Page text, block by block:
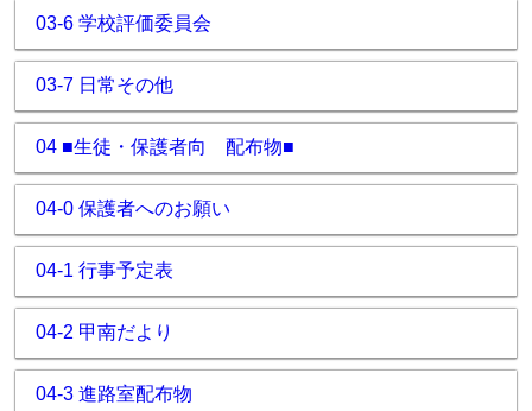
03-6 学校評価委員会
03-7 日常その他
04 ■生徒・保護者向 配布物■
04-0 保護者へのお願い
04-1 行事予定表
04-2 甲南だより
04-3 進路室配布物